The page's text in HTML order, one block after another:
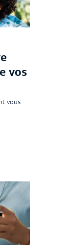
vos
vous